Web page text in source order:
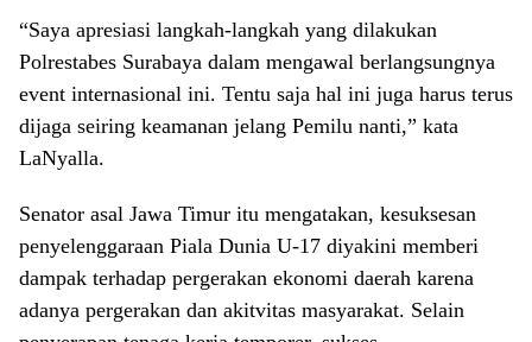
“Saya apresiasi langkah-langkah yang dilakukan
Polrestabes Surabaya dalam mengawal berlangsungnya
event internasional ini. Tentu saja hal ini juga harus terus
dijaga seiring keamanan jelang Pemilu nanti,” kata
LaNyalla.
Senator asal Jawa Timur itu mengatakan, kesuksesan
penyelenggaraan Piala Dunia U-17 diyakini memberi
dampak terhadap pergerakan ekonomi daerah karena
adanya pergerakan dan akitvitas masyarakat. Selain